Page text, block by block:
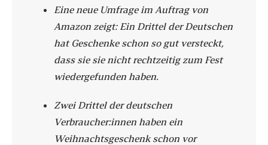
Eine neue Umfrage im Auftrag von
Amazon zeigt: Ein Drittel der Deutschen
hat Geschenke schon so gut versteckt,
dass sie sie nicht rechtzeitig zum Fest
wiedergefunden haben.
Zwei Drittel der deutschen
Verbraucher:innen haben ein
Weihnachtsgeschenk schon vor